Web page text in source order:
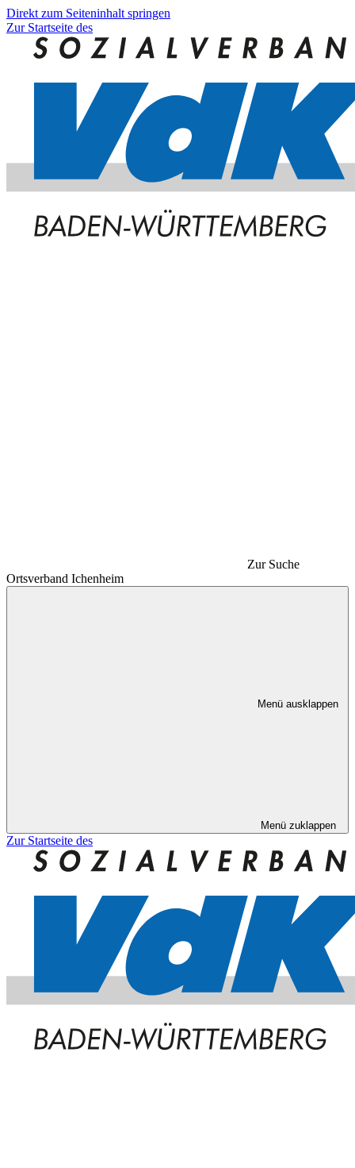
Direkt zum Seiteninhalt springen
Zur Startseite des
Zur Suche
Ortsverband Ichenheim
Menü ausklappen
Menü zuklappen
Zur Startseite des